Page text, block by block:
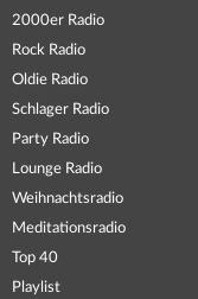
2000er Radio
Rock Radio
Oldie Radio
Schlager Radio
Party Radio
Lounge Radio
Weihnachtsradio
Meditationsradio
Top 40
Playlist